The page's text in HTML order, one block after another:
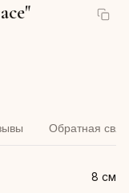
Обратная
8 см